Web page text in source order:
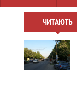
ЧИТАЮТЬ